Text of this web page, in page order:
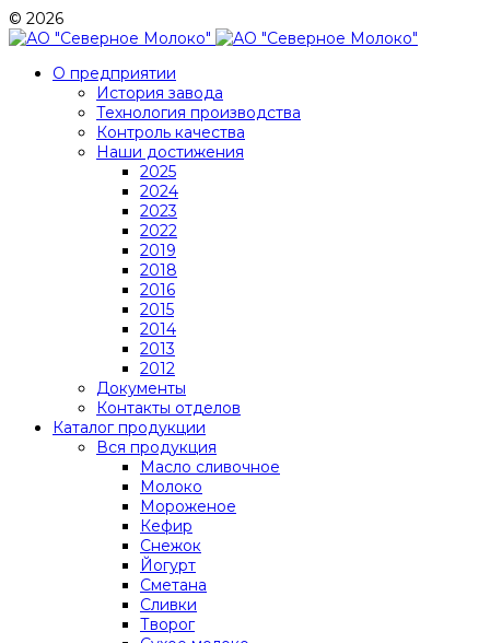
© 2026
О предприятии
История завода
Технология производства
Контроль качества
Наши достижения
2025
2024
2023
2022
2019
2018
2016
2015
2014
2013
2012
Документы
Контакты отделов
Каталог продукции
Вся продукция
Масло сливочное
Молоко
Мороженое
Кефир
Снежок
Йогурт
Сметана
Сливки
Творог